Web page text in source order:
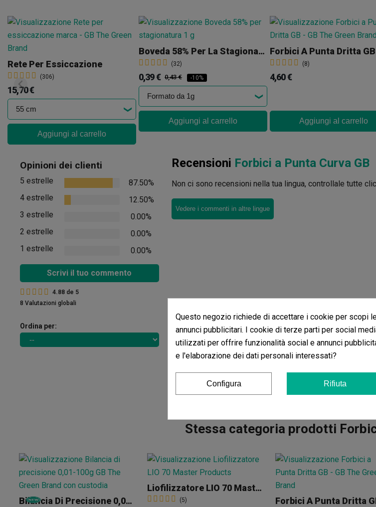
Rete Per Essiccazione
(306)
15,70 €
Aggiungi al carrello
Boveda 58% Per La Stagionatura
(32)
0,39 € 0,43 € -10%
Aggiungi al carrello
Forbici A Punta Dritta GB
(8)
4,60 €
Aggiungi al carrello
Opinioni dei clienti
5 estrelle
87.50%
4 estrelle
12.50%
3 estrelle
0.00%
2 estrelle
0.00%
1 estrelle
0.00%
Scrivi il tuo commento
4.88 de 5
8 Valutazioni globali
Ordina per:
Recensioni Forbici a Punta Curva GB
Non ci sono recensioni nella tua lingua, controllale tutte
Vedere i commenti in altre lingue
Stessa categoria prodotti
Bilancia Di Precisione 0,01-100g GB The Green Brand
Liofilizzatore LIO 70 Master Products
(5) Forbici A Punta Dritta
Questo negozio richiede di accettare i cookie per scopi
annunci pubblicitari. I cookie di terze parti per social
utilizzati per offrire funzionalità social e annunci
e l'elaborazione dei dati personali interessati?
Configura Rifiuta